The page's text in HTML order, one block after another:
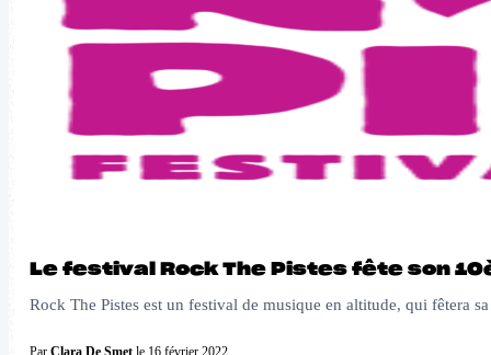
Le festival Rock The Pistes fête son
Rock The Pistes est un festival de musique en altitude, qui fêtera
Par Clara De Smetle 16 février 2022